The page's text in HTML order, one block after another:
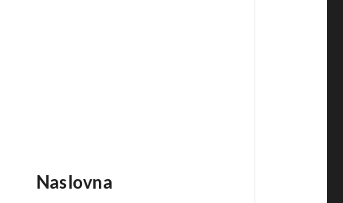
Naslovna